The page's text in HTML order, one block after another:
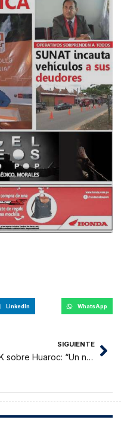
LinkedIn WhatsApp
SIGUIENTE
PPK sobre Huaroc: “Un nombramiento así se tiene que chequear